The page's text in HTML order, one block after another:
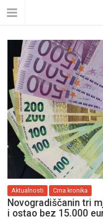
Aktualnosti Crna kronika
Novogradiščanin tri
i ostao bez 15.000